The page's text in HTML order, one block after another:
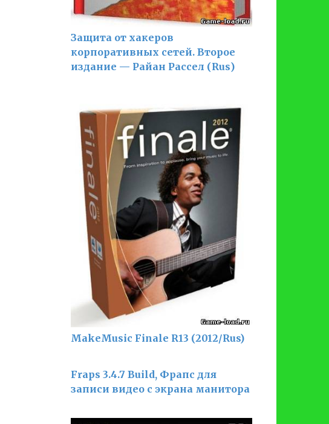
Защита от хакеров
корпоративных сетей. Второе
издание — Райан Рассел (Rus)
MakeMusic Finale R13 (2012/Rus)
Fraps 3.4.7 Build, Фрапс для
записи видео с экрана манитора